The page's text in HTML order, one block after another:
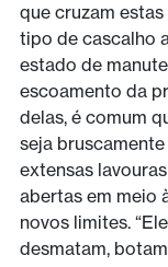
que cruzam
tipo de cascalho
estado de
escoamento da
delas, é comum
seja
extensas
abertas em meio
novos limites.
desmatam,